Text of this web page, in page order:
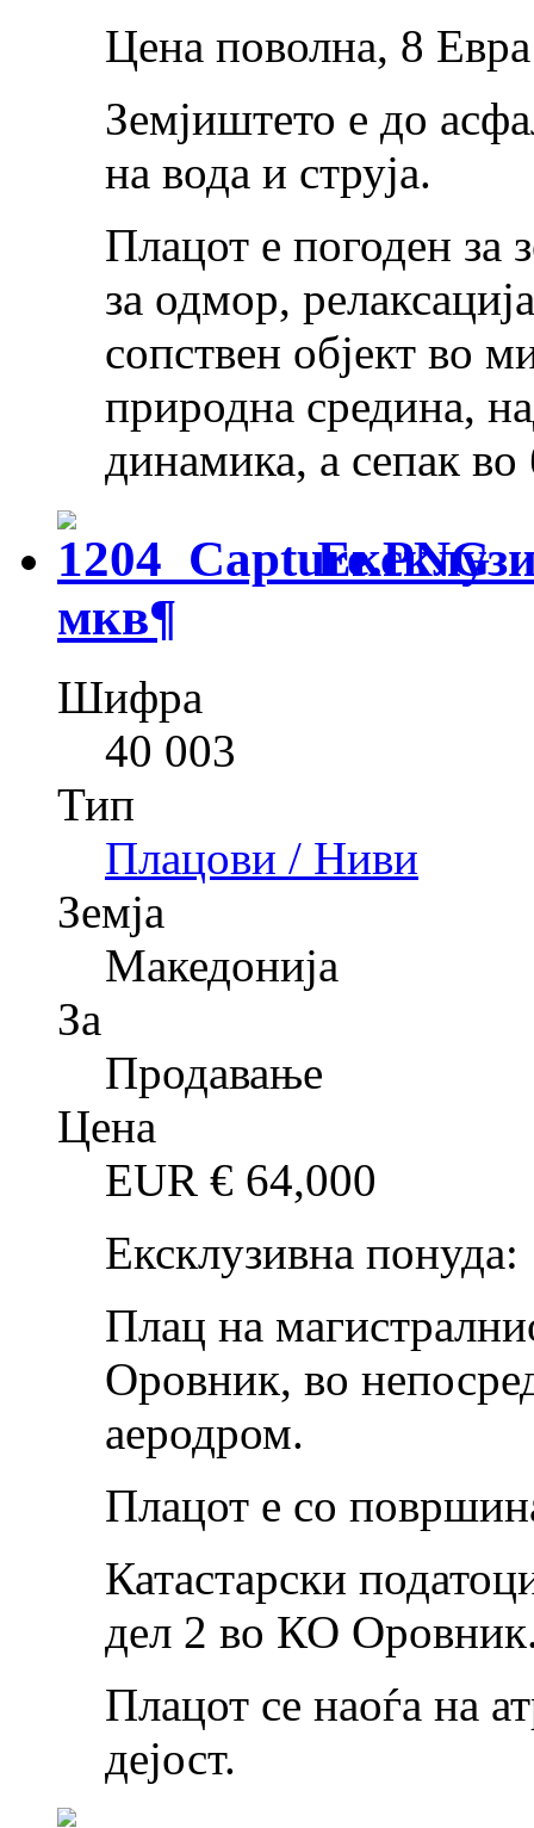
Цена поволна, 8
Земјиштето е до
на вода и струја.
Плацот е погоден за
за одмор,
сопствен објект во
природна средина,
динамика, а сепак
мкв¶
Шифра
40 003
Тип
Плацови / Ниви
Земја
Македонија
За
Продавање
Цена
EUR € 64,000
Ексклузивна понуда:
Плац на
Оровник, во
аеродром.
Плацот е со
Катастарски
дел 2 во КО
Плацот се наоѓа на
дејост.